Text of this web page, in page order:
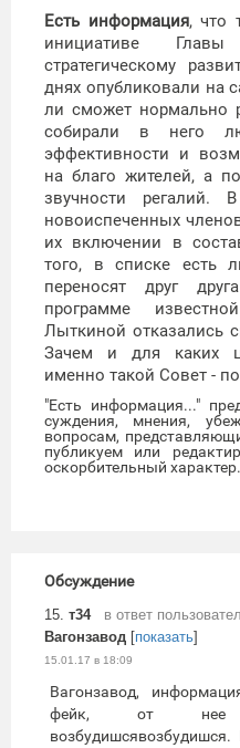
Есть информация, что
инициативе
стратегическому
днях опубликовали на
ли сможет нормально
собирали в него
эффективности и
на благо жителей, а
звучности регалий.
новоиспеченных
их включении в
того, в списке есть
переносят друг
программе
Лыткиной отказались
Зачем и для каких
именно такой Совет -
"Есть информация..."
суждения, мнения,
вопросам,
публикуем или
оскорбительный характер.
Обсуждение
15. т34
в ответ
Вагонзавод [показать]
15.01.17 в 18:09
Вагонзавод,
фейк, от нее